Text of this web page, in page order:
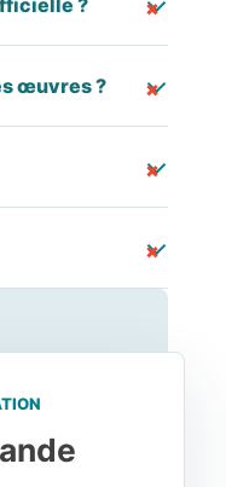
?
œuvres ?